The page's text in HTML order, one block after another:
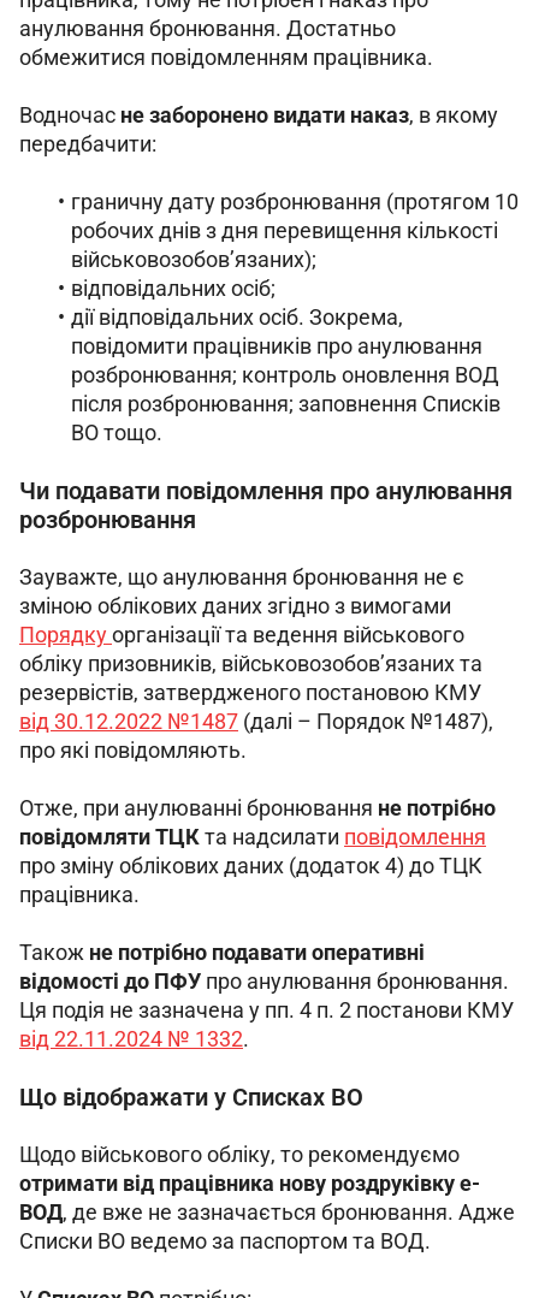
анулювання бронювання. Достатньо
обмежитися повідомленням працівника.
Водночас не заборонено видати наказ, в якому
передбачити:
граничну дату розбронювання (протягом 10
робочих днів з дня перевищення кількості
військовозобов’язаних);
відповідальних осіб;
дії відповідальних осіб. Зокрема,
повідомити працівників про анулювання
розбронювання; контроль оновлення ВОД
після розбронювання; заповнення Списків
ВО тощо.
Чи подавати повідомлення про анулювання
розбронювання
Зауважте, що анулювання бронювання не є
зміною облікових даних згідно з вимогами
Порядку організації та ведення військового
обліку призовників, військовозобов’язаних та
резервістів, затвердженого постановою КМУ
від 30.12.2022 №1487 (далі – Порядок №1487),
про які повідомляють.
Отже, при анулюванні бронювання не потрібно
повідомляти ТЦК та надсилати повідомлення
про зміну облікових даних (додаток 4) до ТЦК
працівника.
Також не потрібно подавати оперативні
відомості до ПФУ про анулювання бронювання.
Ця подія не зазначена у пп. 4 п. 2 постанови КМУ
від 22.11.2024 № 1332.
Що відображати у Списках ВО
Щодо військового обліку, то рекомендуємо
отримати від працівника нову роздруківку е-
ВОД, де вже не зазначається бронювання. Адже
Списки ВО ведемо за паспортом та ВОД.